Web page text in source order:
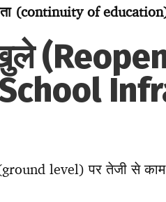
(continuity of
level) पर तेजी से